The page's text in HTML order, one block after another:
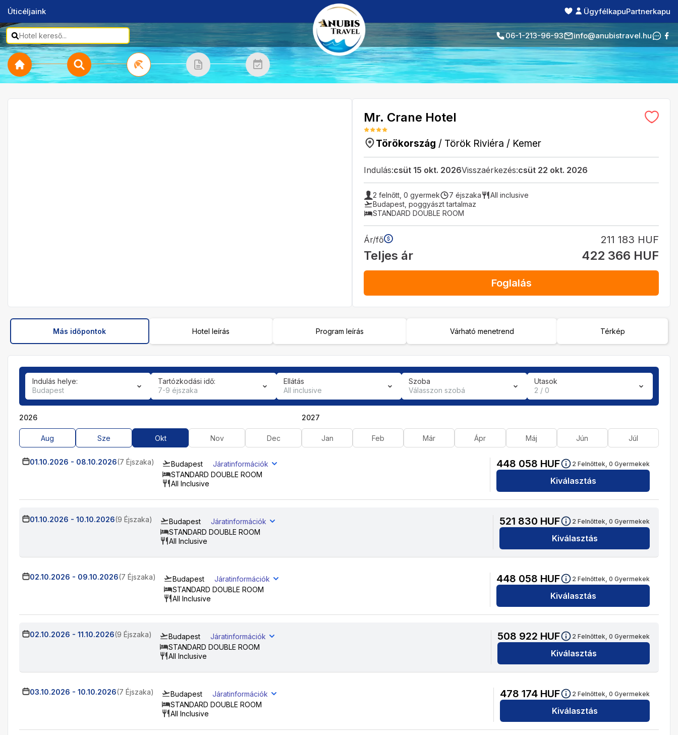
Úticéljaink ÜgyfélkapuPartnerkapu
06-1-213-96-93 info@anubistravel.hu
Mr. Crane Hotel
Törökország / Török Riviéra / Kemer
Indulás:csüt 15 okt. 2026Visszaérkezés:csüt 22 okt. 2026
2 felnőtt,0 gyermek 7 éjszaka
All inclusive
Budapest poggyászt tartalmaz
STANDARD DOUBLE ROOM
Ár/fő 211 183 HUF
Teljes ár 422 366 HUF
Foglalás
Más időpontok Hotel leírás Program leírás Várható menetrend Térkép
Indulás helye:
Budapest
Tartózkodási idő:
7-9 éjszaka
Ellátás
All inclusive
Szoba
Válasszon szobá
Utasok
2 / 0
2026
Aug Sze Okt Nov Dec
2027
Jan Feb Már Ápr Máj Jún Júl
01.10.2026 - 08.10.2026(7 Éjszaka) Budapest
Járatinformációk
STANDARD DOUBLE ROOM
All Inclusive
448 058 HUF 2 Felnőttek, 0 Gyermekek
Kiválasztás
01.10.2026 - 10.10.2026(9 Éjszaka) Budapest
Járatinformációk
STANDARD DOUBLE ROOM
All Inclusive
521 830 HUF 2 Felnőttek, 0 Gyermekek
Kiválasztás
02.10.2026 - 09.10.2026(7 Éjszaka) Budapest
Járatinformációk
STANDARD DOUBLE ROOM
All Inclusive
448 058 HUF 2 Felnőttek, 0 Gyermekek
Kiválasztás
02.10.2026 - 11.10.2026(9 Éjszaka) Budapest
Járatinformációk
STANDARD DOUBLE ROOM
All Inclusive
508 922 HUF 2 Felnőttek, 0 Gyermekek
Kiválasztás
03.10.2026 - 10.10.2026(7 Éjszaka) Budapest
Járatinformációk
STANDARD DOUBLE ROOM
All Inclusive
478 174 HUF 2 Felnőttek, 0 Gyermekek
Kiválasztás